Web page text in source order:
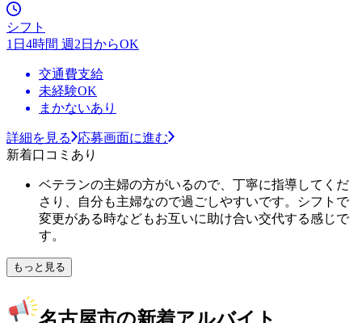
シフト
1日4時間 週2日からOK
交通費支給
未経験OK
まかないあり
詳細を見る
応募画面に進む
新着口コミあり
ベテランの主婦の方がいるので、丁寧に指導してくだ
さり、自分も主婦なので過ごしやすいです。シフトで
変更がある時などもお互いに助け合い交代する感じで
す。
もっと見る
名古屋市の新着アルバイト